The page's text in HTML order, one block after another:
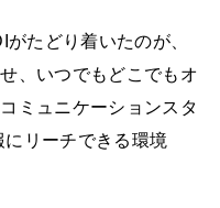
たどり着いたのが、
、いつでもどこでもオ
ミュニケーションスタ
にリーチできる環境